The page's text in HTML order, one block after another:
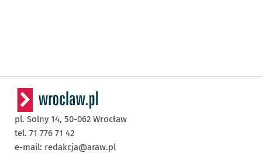
pl. Solny 14, 50-062 Wrocław
tel. 71 776 71 42
e-mail: redakcja@araw.pl